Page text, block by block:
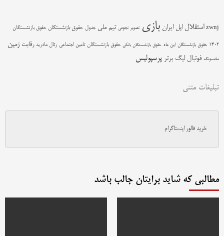
zwnj استقلال اپل ایران بازی تصویر نجومی تیم ملی جدول حقوق بازنشستگان حقوق بازنشستگان
1402 حقوق بازنشستگان این ماه حقوق بازنشستگان بانکی حقوق بازنشستگان تامین اجتماعی رئال مادرید رقابت زمین
سامسونگ فوتبال لیگ برتر پرسپولیس
تبلیغات متنی
خرید فالور اینستاگرام
مطالبی که شاید برایتان جالب باشد